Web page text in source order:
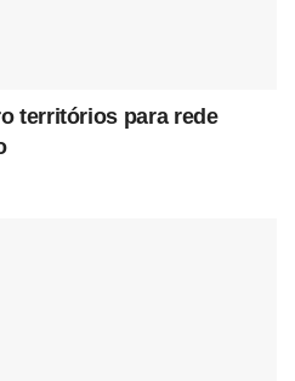
territórios para rede